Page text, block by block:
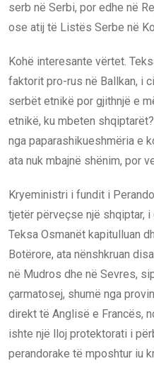
serb në Serbi, por edhe në
ose atij të Listës Serbe në
Kohë interesante vërtet.
faktorit pro-rus në Ballkan, i
serbët etnikë por gjithnjë e
etnikë, ku mbeten
nga paparashikueshmëria e
ata nuk mbajnë shënim, por
Kryeministri i fundit i
tjetër përveçse një shqiptar, i
Teksa Osmanët kapitulluan
Botërore, ata nënshkruan
në Mudros dhe në Sevres,
çarmatosej, shumë nga
direkt të Anglisë e Francës,
ishte një lloj protektorati i
perandorake të mposhtur iu